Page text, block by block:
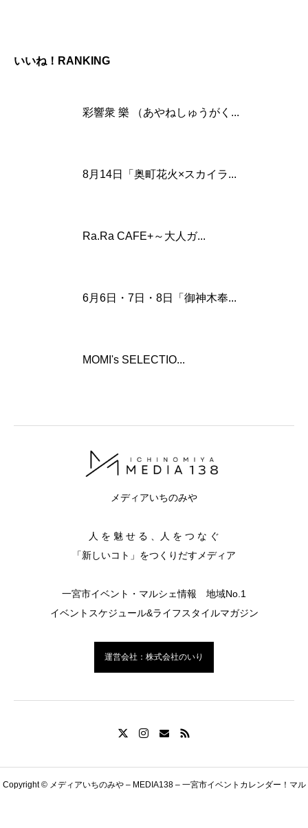
いいね！RANKING
彩響衆 樂 （あやねしゅうがく...
8月14日「奥町花火×スカイラ...
Ra.Ra CAFE+～大人ガ...
6月6日・7日・8日「御神木奉...
MOMI's SELECTIO...
メディアいちのみや
人 を 魅 せ る 、人 を つ な ぐ
「新しいコト」をつくりだすメディア
一宮市イベント・マルシェ情報 地域No.1
イベントスケジュール&ライフスタイルマガジン
運営会社：株式会社のいり
Copyright © メディアいちのみや – MEDIA138 – 一宮市イベントカレンダー！マル
LINE友だち追加 イベント情報掲載の申込